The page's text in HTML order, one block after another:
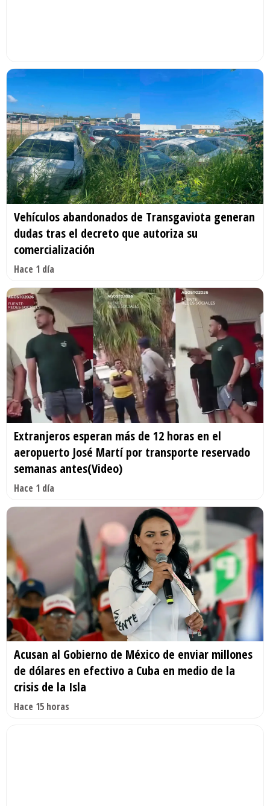
Vehículos abandonados de Transgaviota generan
dudas tras el decreto que autoriza su
comercialización
Hace 1 día
Extranjeros esperan más de 12 horas en el
aeropuerto José Martí por transporte reservado
semanas antes(Video)
Hace 1 día
Acusan al Gobierno de México de enviar millones
de dólares en efectivo a Cuba en medio de la
crisis de la Isla
Hace 15 horas